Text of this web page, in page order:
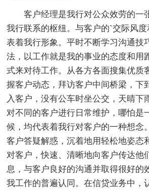
客户经理是我行对公众效劳的一
我行联系的枢纽。与客户的`交际风
表着我行形象。平时不断学习沟通技
法，以工作就是我的事业的态度和用
式来对待工作。从各方各面搜集优质
握客户动态，拜访客户中间桥梁，下
入客户，没有公车时坐公交，天晴下
对不同的客户进行日常维护，哪怕是
候，均代表着我行对客户的一种想念
客户答疑解惑，沉着地用轻松地姿态
对客户，快速、清晰地向客户传达他
息，与客户良好的沟通并取得很好的
我工作的普遍认同。在信贷业务中，